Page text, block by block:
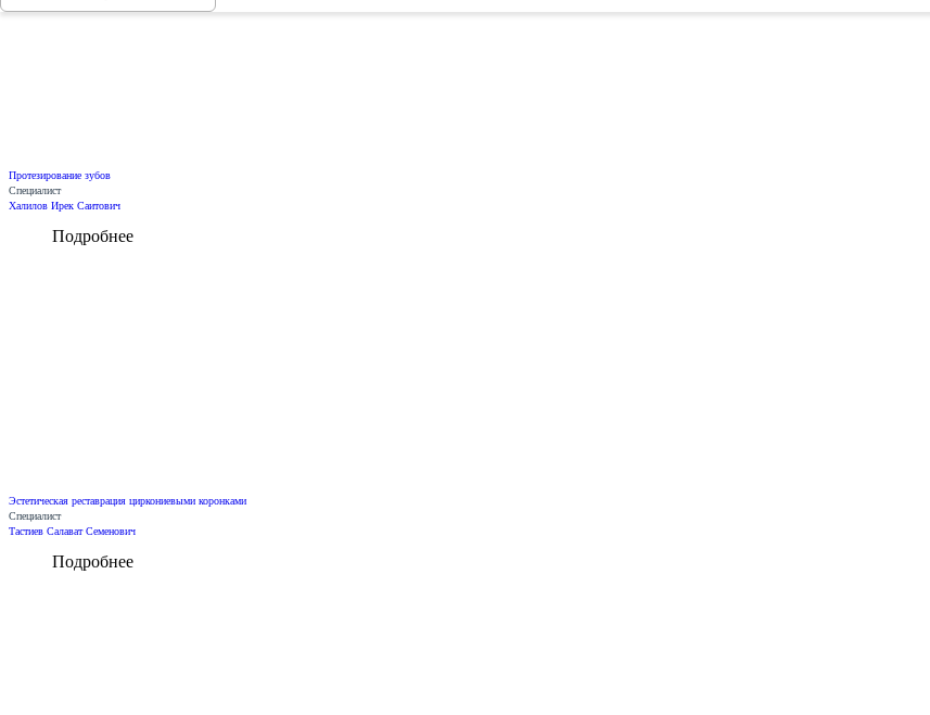
Протезирование зубов
Специалист
Халилов Ирек Саитович
Подробнее
Эстетическая реставрация циркониевыми коронками
Специалист
Тастиев Салават Семенович
Подробнее